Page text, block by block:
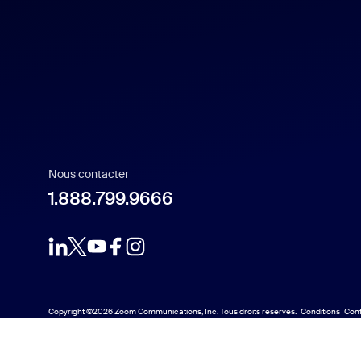
日本語
Polski
Nous contacter
1.888.799.9666
Copyright ©2026 Zoom Communications, Inc. Tous droits réservés. Conditions